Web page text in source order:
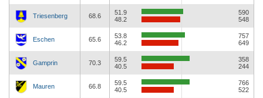
Triesenberg 68.6
51.9
48.2
590
548
Eschen 65.6
53.8
46.2
757
649
Gamprin 70.3
59.5
40.5
358
244
Mauren 66.8
59.5
40.5
766
522